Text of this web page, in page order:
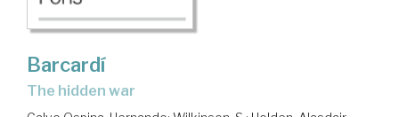
Barcardí
the hidden war